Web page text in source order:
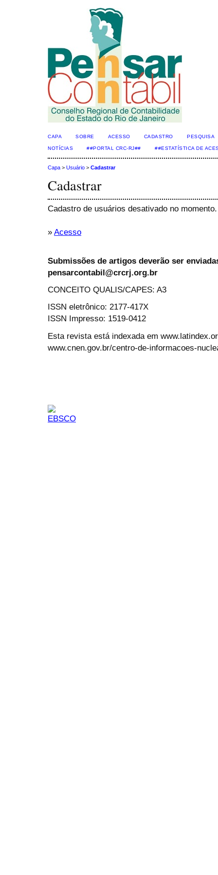
CAPA SOBRE ACESSO CADASTRO PESQUISA
NOTÍCIAS ##PORTAL CRC-RJ## ##ESTATÍSTICA DE
Capa > Usuário > Cadastrar
Cadastrar
Cadastro de usuários desativado no momento.
» Acesso
Submissões de artigos deverão ser
pensarcontabil@crcrj.org.br
CONCEITO QUALIS/CAPES: A3
ISSN eletrônico: 2177-417X
ISSN Impresso: 1519-0412
Esta revista está indexada em
www.cnen.gov.br/centro-de-informacoes-